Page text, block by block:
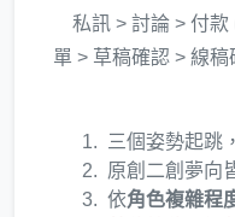
私訊 > 討論 > 付
單 > 草稿確認 > 線
三個姿勢起跳
原創二創夢向
依角色複雜程